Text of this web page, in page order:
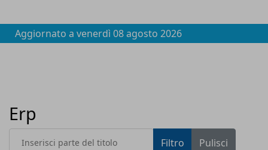
Aggiornato a venerdì 08 agosto 2026
Erp
Inserisci parte del titolo Filtro
Pulisci